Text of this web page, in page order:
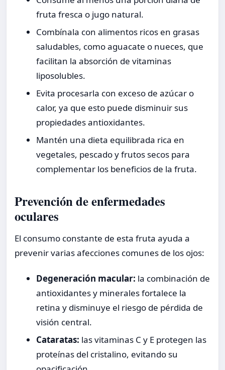
fruta fresca o jugo natural.
Combínala con alimentos ricos en grasas
saludables, como aguacate o nueces, que
facilitan la absorción de vitaminas
liposolubles.
Evita procesarla con exceso de azúcar o
calor, ya que esto puede disminuir sus
propiedades antioxidantes.
Mantén una dieta equilibrada rica en
vegetales, pescado y frutos secos para
complementar los beneficios de la fruta.
Prevención de enfermedades
oculares
El consumo constante de esta fruta ayuda a
prevenir varias afecciones comunes de los ojos:
Degeneración macular: la combinación de
antioxidantes y minerales fortalece la
retina y disminuye el riesgo de pérdida de
visión central.
Cataratas: las vitaminas C y E protegen las
proteínas del cristalino, evitando su